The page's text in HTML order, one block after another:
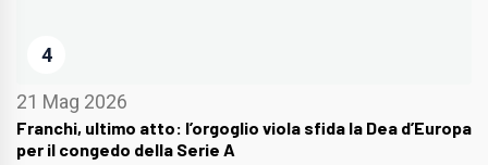
4
21 Mag 2026
Franchi, ultimo atto: l’orgoglio viola sfida la Dea d’Europa
per il congedo della Serie A